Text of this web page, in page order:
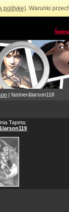
politykę). Warunki
| fastner&larson118
Tapeta: